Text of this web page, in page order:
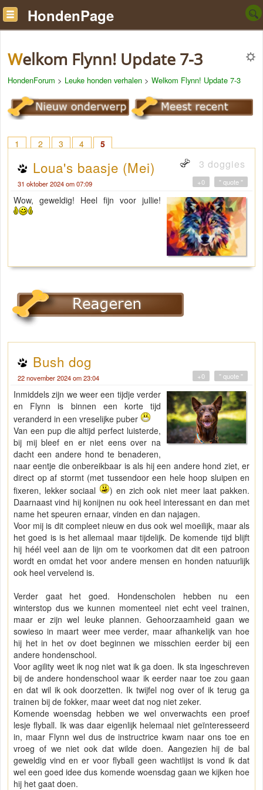
HondenPage
Welkom Flynn! Update 7-3
HondenForum > Leuke honden verhalen > Welkom Flynn! Update 7-3
1 2 3 4 5
Loua's baasje (Mei) 3 doggies
31 oktober 2024 om 07:09 " quote "
+0
Wow, geweldig! Heel fijn voor jullie!
Bush dog
22 november 2024 om 23:04 " quote "
+0
Inmiddels zijn we weer een tijdje verder
en Flynn is binnen een korte tijd
veranderd in een vreselijke puber
Van een pup die altijd perfect luisterde,
bij mij bleef en er niet eens over na
dacht een andere hond te benaderen,
naar eentje die onbereikbaar is als hij een andere hond ziet, er
direct op af stormt (met tussendoor een hele hoop sluipen en
fixeren, lekker sociaal
) en zich ook niet meer laat pakken.
Daarnaast vind hij konijnen nu ook heel interessant en dan met
name het speuren ernaar, vinden en dan najagen.
Voor mij is dit compleet nieuw en dus ook wel moeilijk, maar als
het goed is is het allemaal maar tijdelijk. De komende tijd blijft
hij héél veel aan de lijn om te voorkomen dat dit een patroon
wordt en omdat het voor andere mensen en honden natuurlijk
ook heel vervelend is.
Verder gaat het goed. Hondenscholen hebben nu een
winterstop dus we kunnen momenteel niet echt veel trainen,
maar er zijn wel leuke plannen. Gehoorzaamheid gaan we
sowieso in maart weer mee verder, maar afhankelijk van hoe
hij het in het ov doet beginnen we misschien eerder bij een
andere hondenschool.
Voor agility weet ik nog niet wat ik ga doen. Ik sta ingeschreven
bij de andere hondenschool waar ik eerder naar toe zou gaan
en dat wil ik ook doorzetten. Ik twijfel nog over of ik terug ga
trainen bij de fokker, maar weet dat nog niet zeker.
Komende woensdag hebben we wel onverwachts een proef
lesje flyball. Ik was daar eigenlijk helemaal niet geïnteresseerd
in, maar Flynn wel dus de instructrice kwam naar ons toe en
vroeg of we niet ook dat wilde doen. Aangezien hij de bal
geweldig vind en er voor flyball geen wachtlijst is vond ik dat
wel een goed idee dus komende woensdag gaan we kijken hoe
hij het gaat doen.